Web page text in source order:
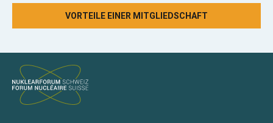
VORTEILE EINER MITGLIEDSCHAFT